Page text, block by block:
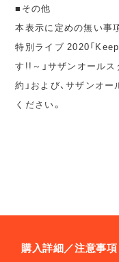
■その他
本表示に定めの無い事
特別ライブ 2020「
す!!～」サザンオール
約」および、サザンオ
ください。
購入詳細／注意事項